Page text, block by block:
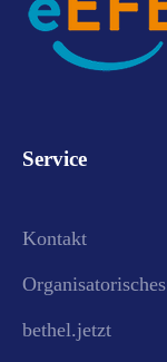
Service
Kontakt
Organisatorisches
bethel.jetzt